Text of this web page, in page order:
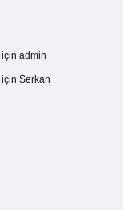
için admin
için Serkan